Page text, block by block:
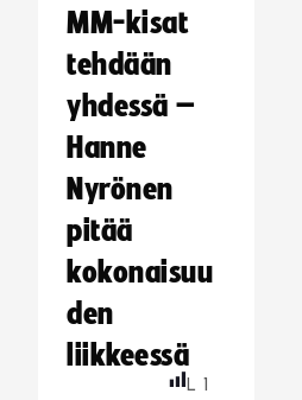
MM-kisat
tehdään
yhdessä –
Hanne
Nyrönen
pitää
kokonaisuu
den
liikkeessä
L 1